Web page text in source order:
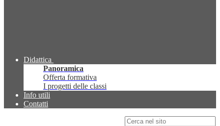
Didattica
Panoramica
Offerta formativa
I progetti delle classi
Info utili
Contatti